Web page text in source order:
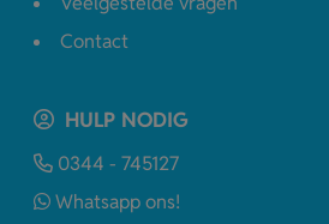
Contact
HULP NODIG
0344 - 745127
Whatsapp ons!